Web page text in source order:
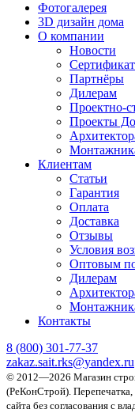
Фотогалерея
3D дизайн дома
О компании
Новости
Партнёры
Дилерам
Проектно-
Проекты
Клиентам
Статьи
Гарантия
Оплата
Доставка
Отзывы
Условия
Оптовым
Дилерам
Контакты
8 (800) 301-77-37
zakaz.sait.rks@yandex.ru
© 2012—2026 Магазин
(РеКонСтрой).
сайта без согласования с